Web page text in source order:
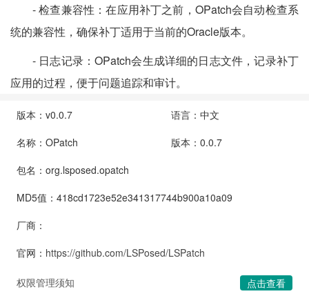
- 检查兼容性：在应用补丁之前，OPatch会自动检查系
统的兼容性，确保补丁适用于当前的Oracle版本。
- 日志记录：OPatch会生成详细的日志文件，记录补丁
应用的过程，便于问题追踪和审计。
版本：v0.0.7
语言：中文
名称：OPatch
版本：0.0.7
包名：org.lsposed.opatch
MD5值：418cd1723e52e341317744b900a10a09
厂商：
官网： https://github.com/LSPosed/LSPatch
权限管理须知 点击查看